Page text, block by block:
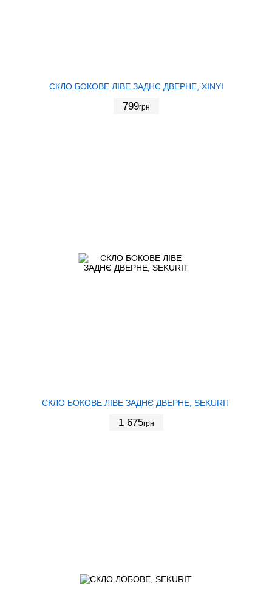
СКЛО БОКОВЕ ЛІВЕ ЗАДНЄ ДВЕРНЕ, XINYI
799грн
СКЛО БОКОВЕ ЛІВЕ ЗАДНЄ ДВЕРНЕ, SEKURIT
1 675грн